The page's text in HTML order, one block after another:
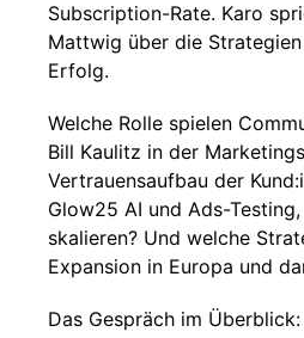
Subscription-Rate. Karo
Mattwig über die
Erfolg.
Welche Rolle spielen
Bill Kaulitz in der
Vertrauensaufbau der
Glow25 AI und Ads-
skalieren? Und welche
Expansion in Europa und
Das Gespräch im Überblick: